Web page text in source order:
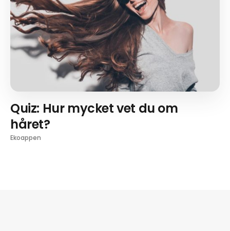
Quiz: Hur mycket vet du om
håret?
Ekoappen